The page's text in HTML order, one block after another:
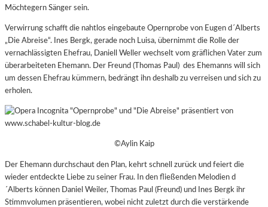
Möchtegern Sänger sein.
Verwirrung schafft die nahtlos eingebaute Opernprobe von Eugen d´Alberts
„Die Abreise“. Ines Bergk, gerade noch Luisa, übernimmt die Rolle der
vernachlässigten Ehefrau, Daniell Weller wechselt vom gräflichen Vater zum
überarbeiteten Ehemann. Der Freund (Thomas Paul) des Ehemanns will sich
um dessen Ehefrau kümmern, bedrängt ihn deshalb zu verreisen und sich zu
erholen.
©Aylin Kaip
Der Ehemann durchschaut den Plan, kehrt schnell zurück und feiert die
wieder entdeckte Liebe zu seiner Frau. In den fließenden Melodien d
´Alberts können Daniel Weiler, Thomas Paul (Freund) und Ines Bergk ihr
Stimmvolumen präsentieren, wobei nicht zuletzt durch die verstärkende